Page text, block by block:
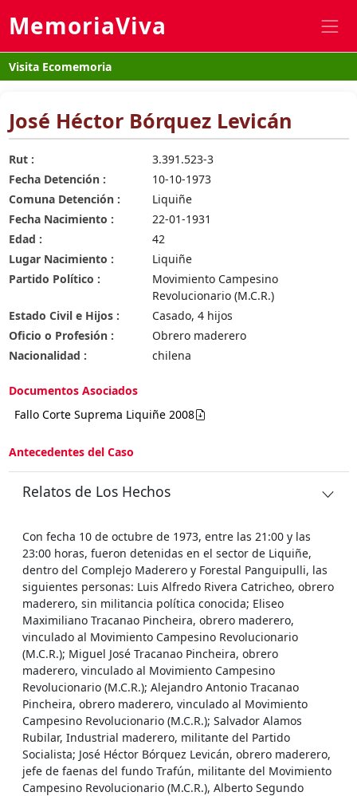
MemoriaViva
Visita Ecomemoria
José Héctor Bórquez Levicán
Rut :
3.391.523-3
Fecha Detención :
10-10-1973
Comuna Detención :
Liquiñe
Fecha Nacimiento :
22-01-1931
Edad :
42
Lugar Nacimiento :
Liquiñe
Partido Político :
Movimiento Campesino
Revolucionario (M.C.R.)
Estado Civil e Hijos :
Casado, 4 hijos
Oficio o Profesión :
Obrero maderero
Nacionalidad :
chilena
Documentos Asociados
Fallo Corte Suprema Liquiñe 2008
Antecedentes del Caso
Relatos de Los Hechos
Con fecha 10 de octubre de 1973, entre las 21:00 y las
23:00 horas, fueron detenidas en el sector de Liquiñe,
dentro del Complejo Maderero y Forestal Panguipulli, las
siguientes personas: Luis Alfredo Rivera Catricheo, obrero
maderero, sin militancia política conocida; Eliseo
Maximiliano Tracanao Pincheira, obrero maderero,
vinculado al Movimiento Campesino Revolucionario
(M.C.R.); Miguel José Tracanao Pincheira, obrero
maderero, vinculado al Movimiento Campesino
Revolucionario (M.C.R.); Alejandro Antonio Tracanao
Pincheira, obrero maderero, vinculado al Movimiento
Campesino Revolucionario (M.C.R.); Salvador Alamos
Rubilar, Industrial maderero, militante del Partido
Socialista; José Héctor Bórquez Levicán, obrero maderero,
jefe de faenas del fundo Trafún, militante del Movimiento
Campesino Revolucionario (M.C.R.), Alberto Segundo